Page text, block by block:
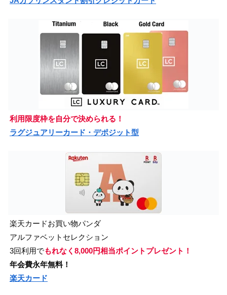
利用限度枠を自分で決められる！
ラグジュアリーカード・デポジット型
楽天カードお買い物パンダ
アルファベットセレクション
3回利用でもれなく8,000円相当ポイントプレゼント！
年会費永年無料！
楽天カード